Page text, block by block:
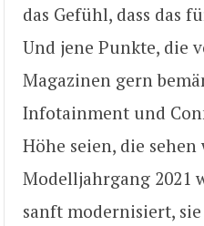
das Gefühl, dass das
Und jene Punkte, die
Magazinen gern
Infotainment und
Höhe seien, die
Modelljahrgang 2021
sanft modernisiert,